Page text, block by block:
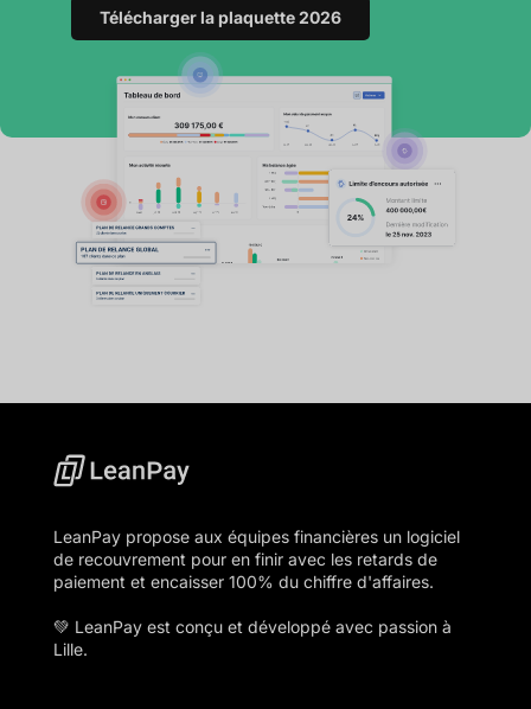
Télécharger la plaquette 2026
LeanPay propose aux équipes financières un logiciel
de recouvrement pour en finir avec les retards de
paiement et encaisser 100% du chiffre d'affaires.
💚 LeanPay est conçu et développé avec passion à
Lille.